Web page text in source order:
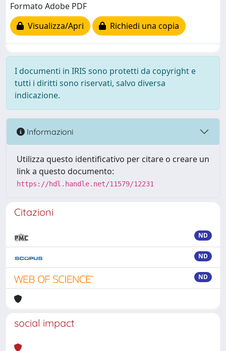
Formato Adobe PDF
Visualizza/Apri
Richiedi una copia
I documenti in IRIS sono protetti da copyright e
tutti i diritti sono riservati, salvo diversa
indicazione.
Informazioni
Utilizza questo identificativo per citare o creare un
link a questo documento:
https://hdl.handle.net/11579/12231
Citazioni
ND
ND
ND
social impact